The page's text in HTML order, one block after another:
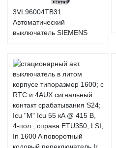
3VL96004TB31
Автоматический
выключатель SIEMENS